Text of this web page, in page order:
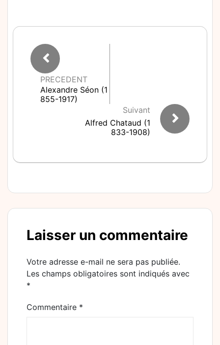
PRECEDENT
Alexandre Séon (1
855-1917)
Suivant
Alfred Chataud (1
833-1908)
Laisser un commentaire
Votre adresse e-mail ne sera pas publiée.
Les champs obligatoires sont indiqués avec
*
Commentaire *